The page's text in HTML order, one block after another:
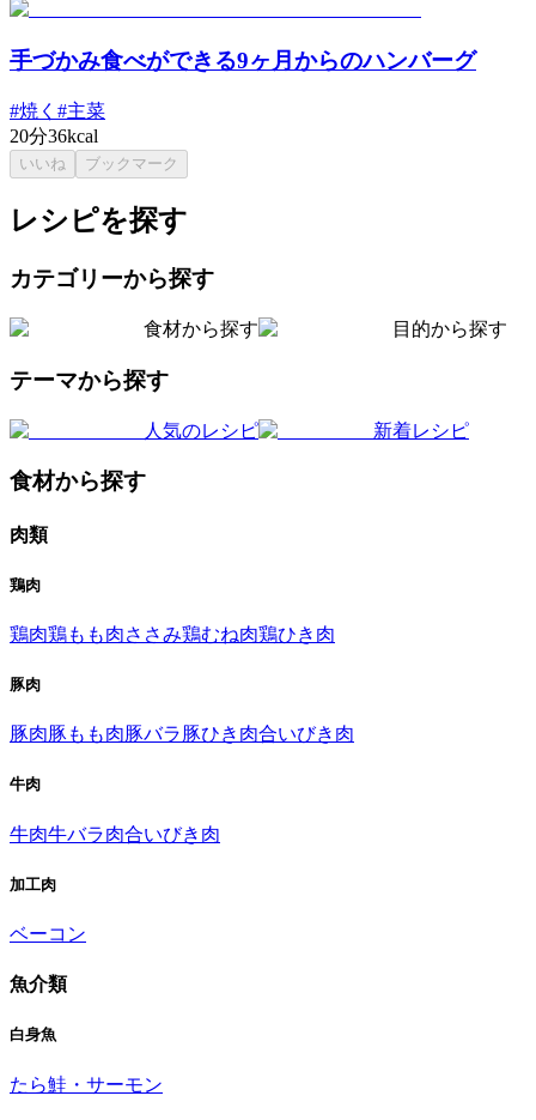
手づかみ食べができる9ヶ月からのハンバーグ
#焼く #主菜
20分36kcal
いいね ブックマーク
レシピを探す
カテゴリーから探す
食材から探す 目的から探す
テーマから探す
人気のレシピ 新着レシピ
食材から探す
肉類
鶏肉
鶏肉鶏もも肉ささみ鶏むね肉鶏ひき肉
豚肉
豚肉豚もも肉豚バラ豚ひき肉合いびき肉
牛肉
牛肉牛バラ肉合いびき肉
加工肉
ベーコン
魚介類
白身魚
たら鮭・サーモン